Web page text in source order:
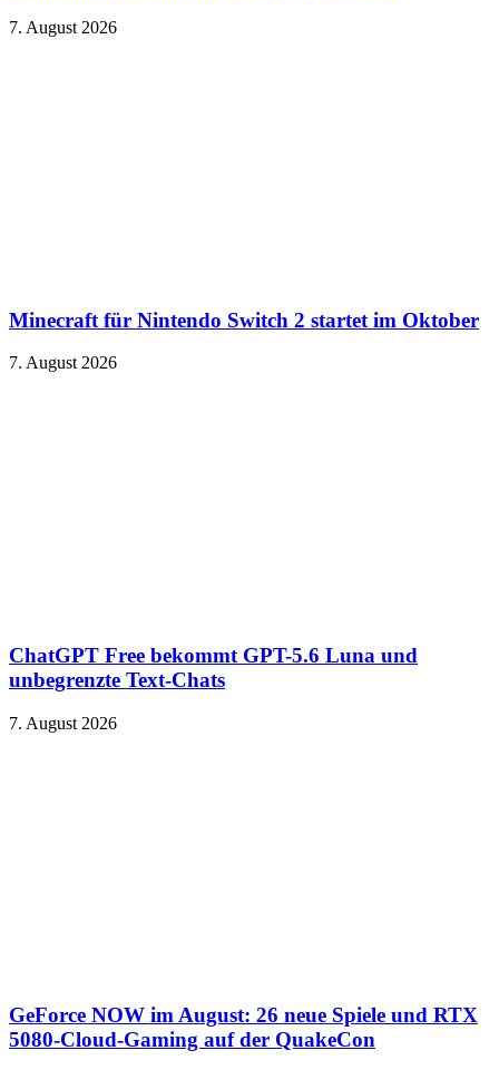
7. August 2026
Minecraft für Nintendo Switch 2 startet im Oktober
7. August 2026
ChatGPT Free bekommt GPT-5.6 Luna und
unbegrenzte Text-Chats
7. August 2026
GeForce NOW im August: 26 neue Spiele und RTX
5080-Cloud-Gaming auf der QuakeCon